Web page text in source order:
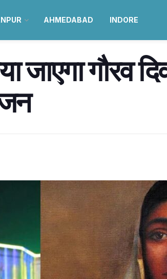
AHMEDABAD INDORE
जाएगा गौरव